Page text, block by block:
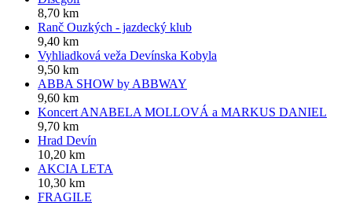
8,70 km
Ranč Ouzkých - jazdecký klub
9,40 km
Vyhliadková veža Devínska Kobyla
9,50 km
ABBA SHOW by ABBWAY
9,60 km
Koncert ANABELA MOLLOVÁ a MARKUS DANIEL
9,70 km
Hrad Devín
10,20 km
AKCIA LETA
10,30 km
FRAGILE